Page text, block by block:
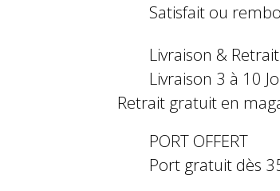
Satisfait ou
Livraison &
Livraison 3 à 10
Retrait gratuit en
PORT OFFERT
Port gratuit dès